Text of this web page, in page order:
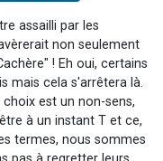
assailli par les
non seulement
! Eh oui, certains
mais cela s'arrêtera là.
est un non-sens,
à un instant T et ce,
termes, nous sommes